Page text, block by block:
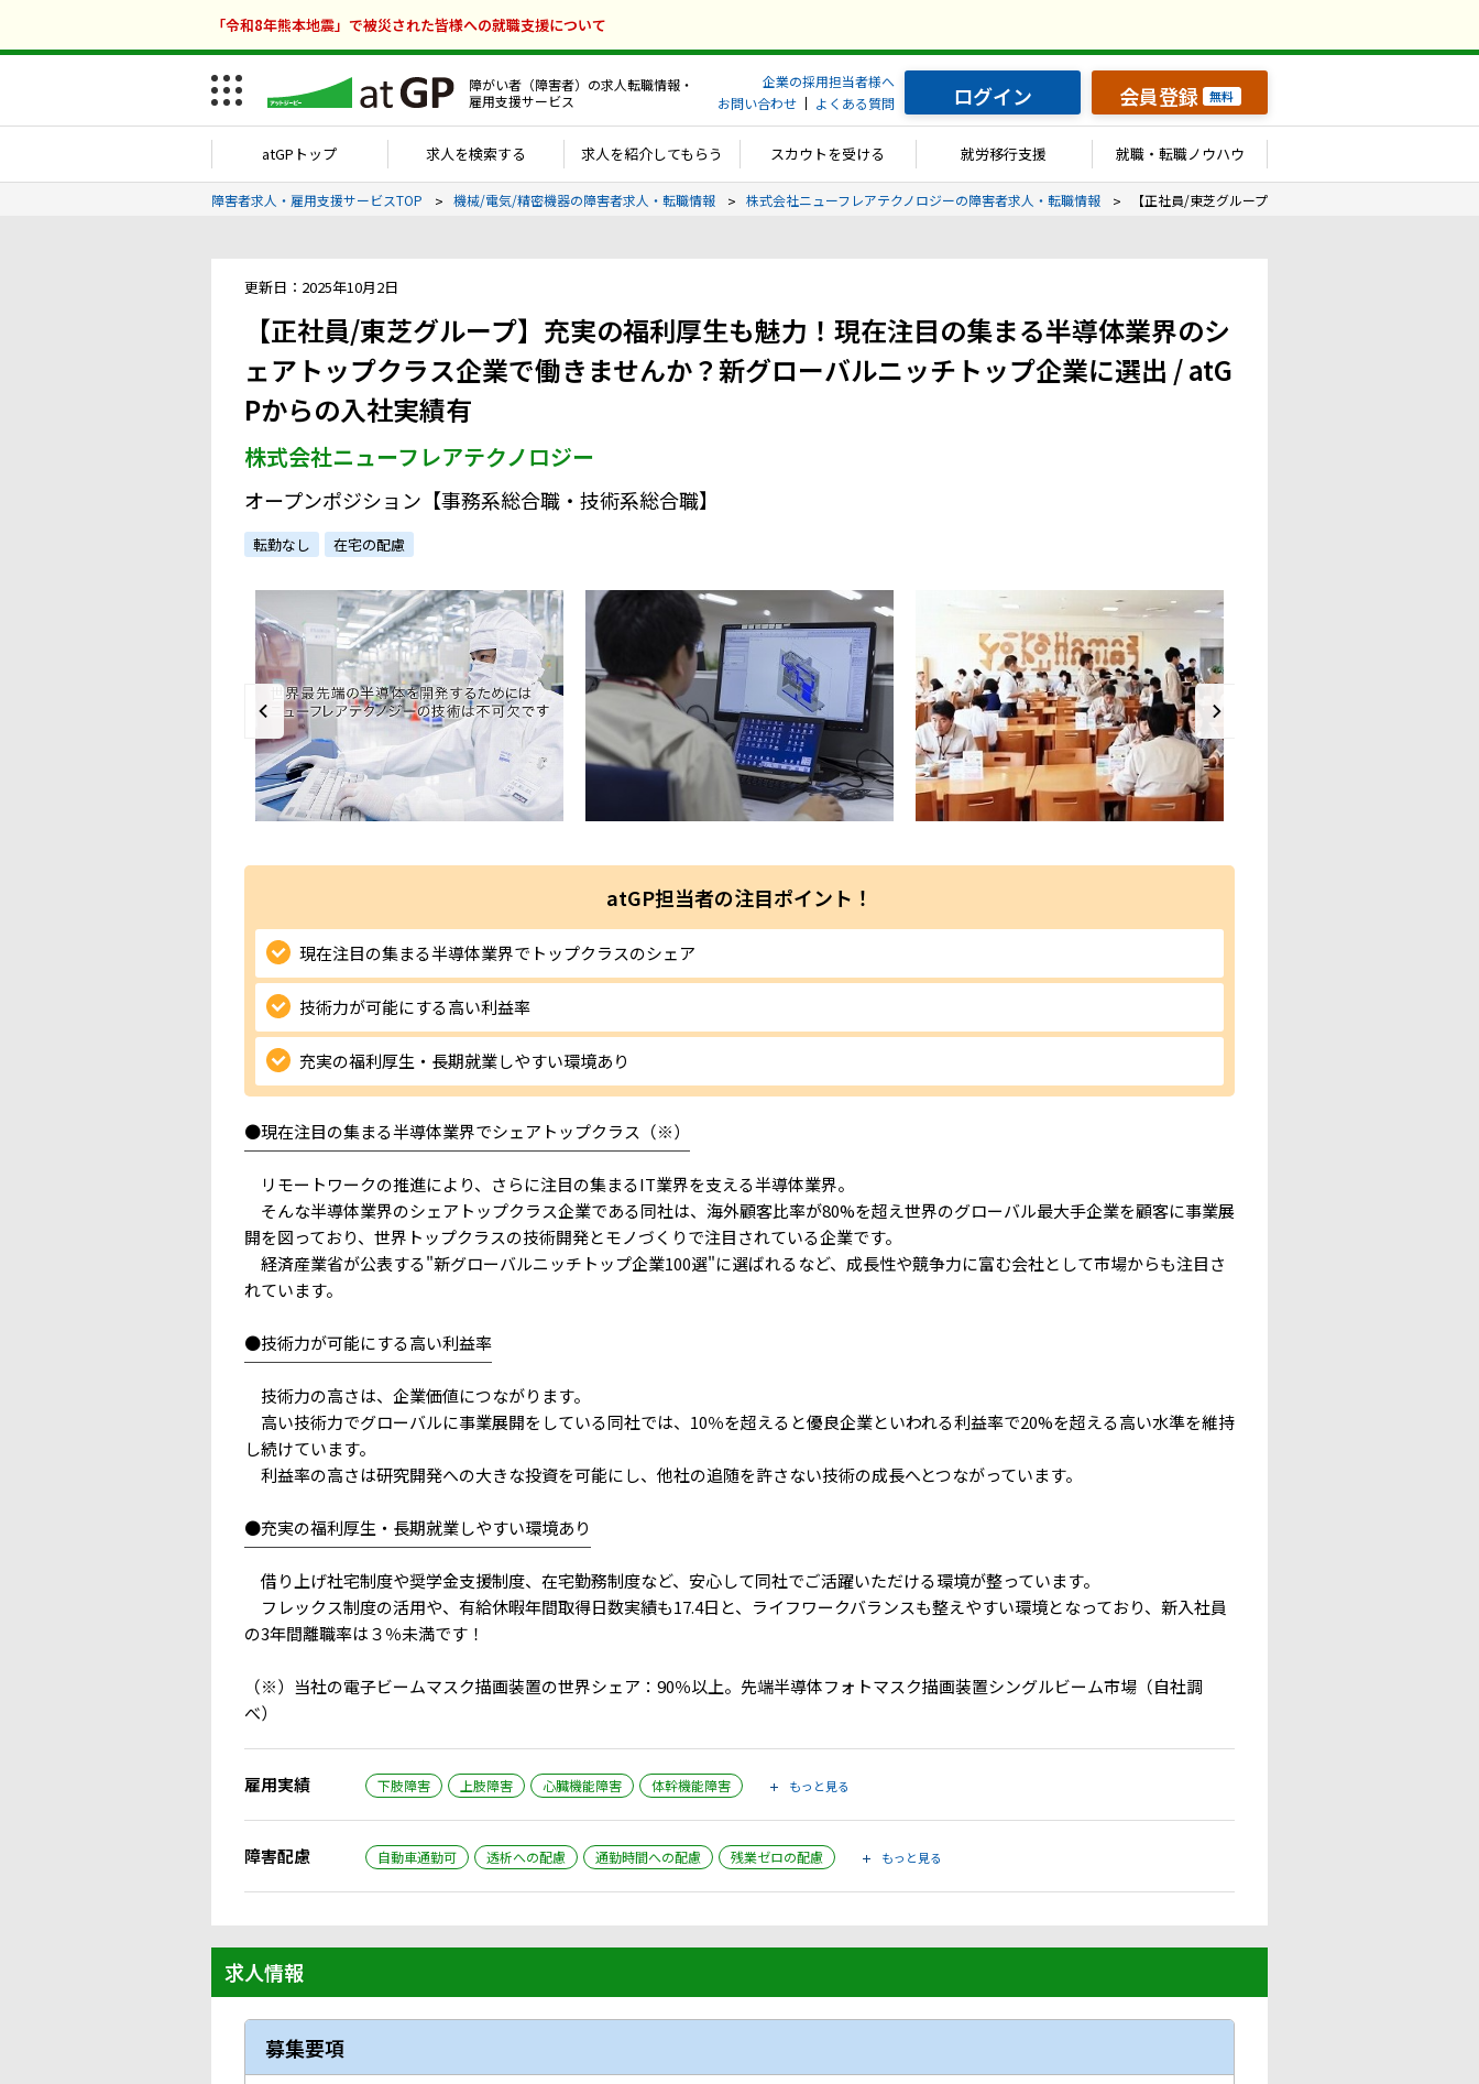
「令和8年熊本地震」で被災された皆様への就職支援について
障がい者（障害者）の求人転職情報・
雇用支援サービス
企業の採用担当者様へ
お問い合わせ
よくある質問 ログイン 会員登録 無料
atGPトップ 求人を検索する 求人を紹介してもらう スカウトを受ける 就労移行支援 就職・転職ノウハウ
障害者求人・雇用支援サービスTOP 機械/電気/精密機器の障害者求人・転職情報 株式会社ニューフレアテクノロジーの障害者求人・転職情報 【正社員/東芝グループ】充実の福利厚生も魅力！現在
更新日：2025年10月2日
【正社員/東芝グループ】充実の福利厚生も魅力！現在注目の集まる半導体業界のシ
ェアトップクラス企業で働きませんか？新グローバルニッチトップ企業に選出 / atG
Pからの入社実績有
株式会社ニューフレアテクノロジー
オープンポジション【事務系総合職・技術系総合職】
転勤なし 在宅の配慮
atGP担当者の注目ポイント！
現在注目の集まる半導体業界でトップクラスのシェア
技術力が可能にする高い利益率
充実の福利厚生・長期就業しやすい環境あり
●現在注目の集まる半導体業界でシェアトップクラス（※）
￣￣￣￣￣￣￣￣￣￣￣￣￣￣￣￣￣￣￣￣￣￣￣￣￣￣￣
リモートワークの推進により、さらに注目の集まるIT業界を支える半導体業界。
そんな半導体業界のシェアトップクラス企業である同社は、海外顧客比率が80%を超え世界のグローバル最大手企業を顧客に事業展
開を図っており、世界トップクラスの技術開発とモノづくりで注目されている企業です。
経済産業省が公表する"新グローバルニッチトップ企業100選"に選ばれるなど、成長性や競争力に富む会社として市場からも注目さ
れています。
●技術力が可能にする高い利益率
￣￣￣￣￣￣￣￣￣￣￣￣￣￣￣
技術力の高さは、企業価値につながります。
高い技術力でグローバルに事業展開をしている同社では、10％を超えると優良企業といわれる利益率で20%を超える高い水準を維持
し続けています。
利益率の高さは研究開発への大きな投資を可能にし、他社の追随を許さない技術の成長へとつながっています。
●充実の福利厚生・長期就業しやすい環境あり
￣￣￣￣￣￣￣￣￣￣￣￣￣￣￣￣￣￣￣￣￣
借り上げ社宅制度や奨学金支援制度、在宅勤務制度など、安心して同社でご活躍いただける環境が整っています。
フレックス制度の活用や、有給休暇年間取得日数実績も17.4日と、ライフワークバランスも整えやすい環境となっており、新入社員
の3年間離職率は３％未満です！
（※）当社の電子ビームマスク描画装置の世界シェア：90％以上。先端半導体フォトマスク描画装置シングルビーム市場（自社調
べ）
雇用実績 下肢障害 上肢障害 心臓機能障害 体幹機能障害 もっと見る
障害配慮 自動車通勤可 透析への配慮 通勤時間への配慮 残業ゼロの配慮 もっと見る
求人情報
募集要項